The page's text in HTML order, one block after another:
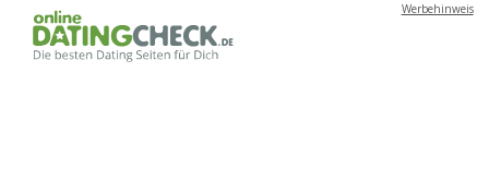
Werbehinweis